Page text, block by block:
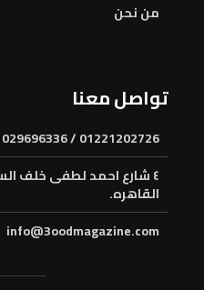
من نحن
تواصل معنا
01221202726 / 01029696336
٤ شارع احمد لطفى خلف
القاهره.
info@3oodmagazine.com